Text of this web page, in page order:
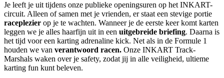
Je leeft je uit tijdens onze publieke openingsuren op het INKART-
circuit. Alleen of samen met je vrienden, er staat een stevige portie
raceplezier op je te wachten. Wanneer je de eerste keer komt karten
leggen we je alles haarfijn uit in een uitgebreide briefing. Daarna is
het tijd voor een karting adrenaline kick. Net als in de Formule 1
houden we van verantwoord racen. Onze INKART Track-
Marshals waken over je safety, zodat jij in alle veiligheid, ultieme
karting fun kunt beleven.